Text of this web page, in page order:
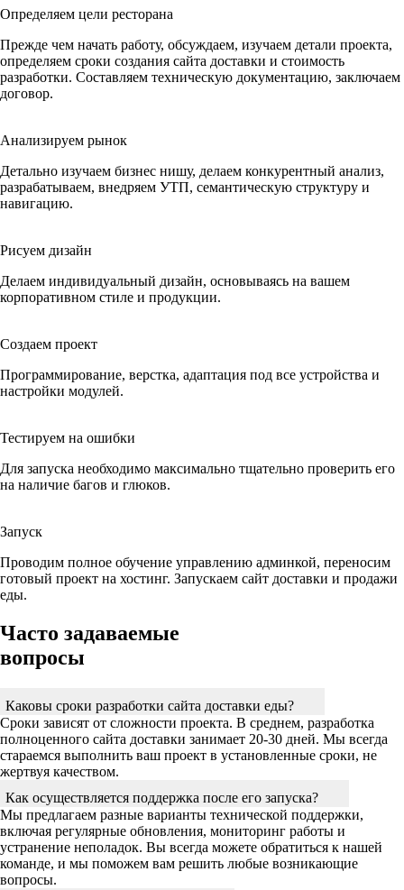
Определяем цели ресторана
Прежде чем начать работу, обсуждаем, изучаем детали проекта,
определяем сроки создания сайта доставки и стоимость
разработки. Составляем техническую документацию, заключаем
договор.
Анализируем рынок
Детально изучаем бизнес нишу, делаем конкурентный анализ,
разрабатываем, внедряем УТП, семантическую структуру и
навигацию.
Рисуем дизайн
Делаем индивидуальный дизайн, основываясь на вашем
корпоративном стиле и продукции.
Создаем проект
Программирование, верстка, адаптация под все устройства и
настройки модулей.
Тестируем на ошибки
Для запуска необходимо максимально тщательно проверить его
на наличие багов и глюков.
Запуск
Проводим полное обучение управлению админкой, переносим
готовый проект на хостинг. Запускаем сайт доставки и продажи
еды.
Часто задаваемые
вопросы
Каковы сроки разработки сайта доставки еды?
Сроки зависят от сложности проекта. В среднем, разработка
полноценного сайта доставки занимает 20-30 дней. Мы всегда
стараемся выполнить ваш проект в установленные сроки, не
жертвуя качеством.
Как осуществляется поддержка после его запуска?
Мы предлагаем разные варианты технической поддержки,
включая регулярные обновления, мониторинг работы и
устранение неполадок. Вы всегда можете обратиться к нашей
команде, и мы поможем вам решить любые возникающие
вопросы.